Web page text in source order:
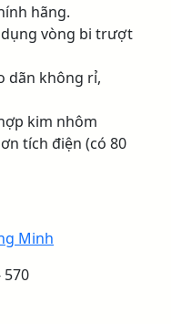
hãng.
vòng bi trượt
dãn không rỉ,
kim nhôm
tích điện (có 80
Minh
570